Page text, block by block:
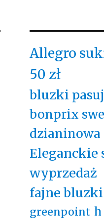
Allegro
50 zł
bluzki
bonprix
dzianinowa
Eleganckie
wyprzedaż
fajne
greenpoint h